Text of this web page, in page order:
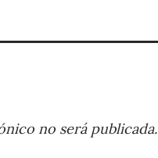
no será publicada.